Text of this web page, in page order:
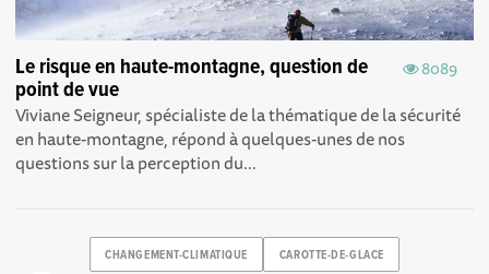
8089
Le risque en haute-montagne, question de
point de vue
Viviane Seigneur, spécialiste de la thématique de la sécurité
en haute-montagne, répond à quelques-unes de nos
questions sur la perception du...
CHANGEMENT-CLIMATIQUE CAROTTE-DE-GLACE